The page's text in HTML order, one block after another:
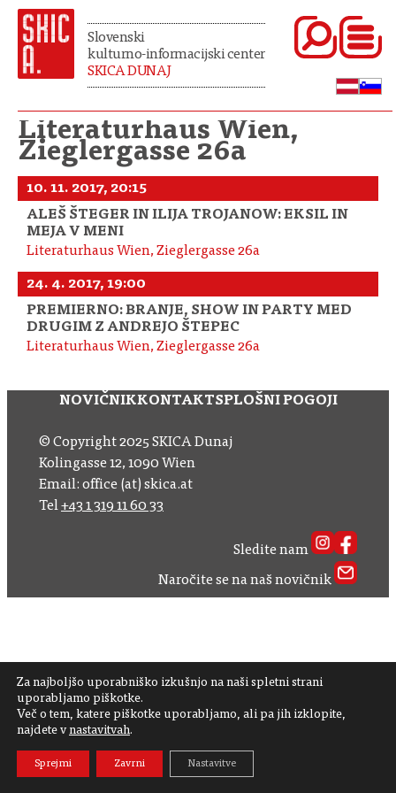
Slovenski
kulturno-informacijski center
SKICA DUNAJ
Literaturhaus Wien,
Zieglergasse 26a
10. 11. 2017, 20:15
ALEŠ ŠTEGER IN ILIJA TROJANOW: EKSIL IN
MEJA V MENI
Literaturhaus Wien, Zieglergasse 26a
24. 4. 2017, 19:00
PREMIERNO: BRANJE, SHOW IN PARTY MED
DRUGIM Z ANDREJO ŠTEPEC
Literaturhaus Wien, Zieglergasse 26a
Za najboljšo uporabniško izkušnjo na naši spletni strani
uporabljamo piškotke.
Več o tem, katere piškotke uporabljamo, ali pa jih izklopite,
najdete v nastavitvah.
Sprejmi Zavrni Nastavitve
NOVIČNIKKONTAKTSPLOŠNI POGOJI
© Copyright 2025 SKICA Dunaj
Kolingasse 12, 1090 Wien
Email: office (at) skica.at
Tel+43 1 319 11 60 33
Sledite nam
Naročite se na naš novičnik